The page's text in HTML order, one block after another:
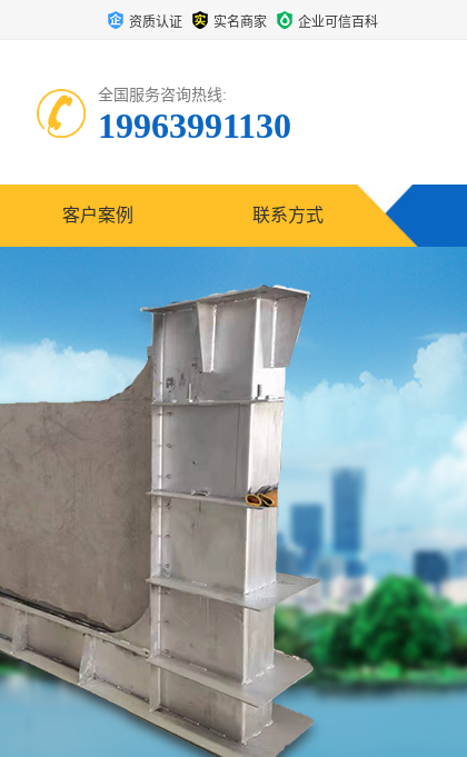
资质认证 实名商家 企业可信百科
全国服务咨询热线:
19963991130
客户案例 联系方式